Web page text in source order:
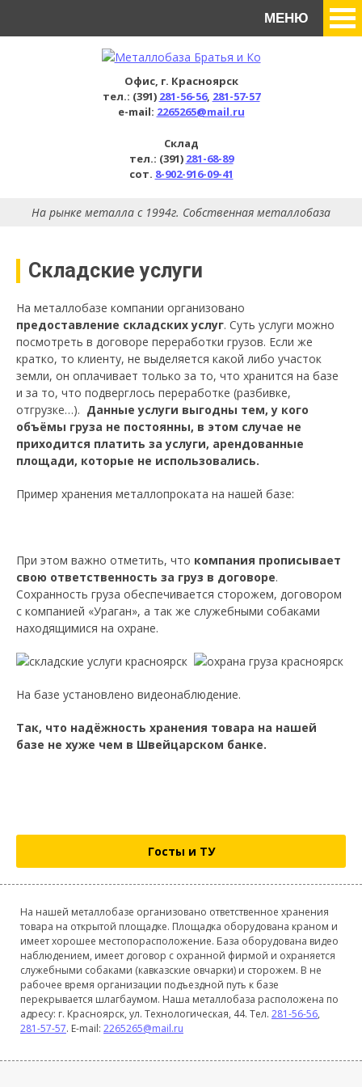
Офис, г. Красноярск
тел.: (391) 281-56-56, 281-57-57
e-mail: 2265265@mail.ru
Склад
тел.: (391) 281-68-89
сот. 8-902-916-09-41
На рынке металла с 1994г. Собственная металлобаза
МЕНЮ
Госты и ТУ
Складские услуги
На металлобазе компании организовано
предоставление складских услуг. Суть услуги можно
посмотреть в договоре переработки грузов. Если же
кратко, то клиенту, не выделяется какой либо участок
земли, он оплачивает только за то, что хранится на базе
и за то, что подверглось переработке (разбивке,
отгрузке…). Данные услуги выгодны тем, у кого
объёмы груза не постоянны, в этом случае не
приходится платить за услуги, арендованные
площади, которые не использовались.
Пример хранения металлопроката на нашей базе:
При этом важно отметить, что компания прописывает
свою ответственность за груз в договоре.
Сохранность груза обеспечивается сторожем, договором
с компанией «Ураган», а так же служебными собаками
находящимися на охране.
На базе установлено видеонаблюдение.
Так, что надёжность хранения товара на нашей
базе не хуже чем в Швейцарском банке.
На нашей металлобазе организовано ответственное хранения
товара на открытой площадке. Площадка оборудована краном и
имеет хорошее местопорасположение. База оборудована видео
наблюдением, имеет договор с охранной фирмой и охраняется
служебными собаками (кавказские овчарки) и сторожем. В не
рабочее время организации подъездной путь к базе
перекрывается шлагбаумом. Наша металлобаза расположена по
адресу: г. Красноярск, ул. Технологическая, 44. Тел. 281-56-56,
281-57-57. E-mail: 2265265@mail.ru